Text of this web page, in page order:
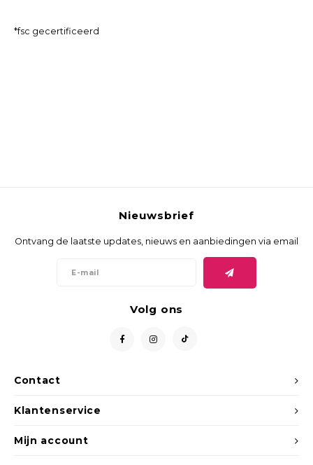
*fsc gecertificeerd
Contact
Nieuwsbrief
Ontvang de laatste updates, nieuws en aanbiedingen via email
Volg ons
Klantenservice
Mijn account